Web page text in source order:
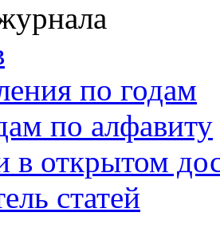
по годам
по алфавиту
в открытом
статей